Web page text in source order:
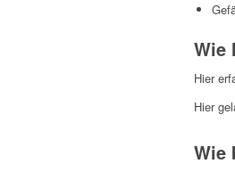
Wie
Hier
Hier
Wie